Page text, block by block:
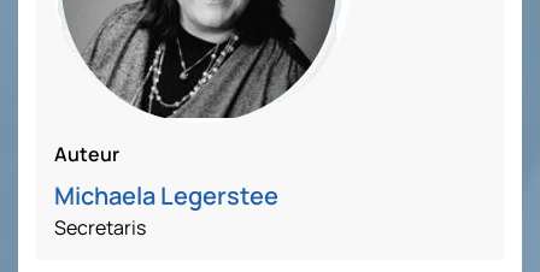
Auteur
Michaela Legerstee
Secretaris